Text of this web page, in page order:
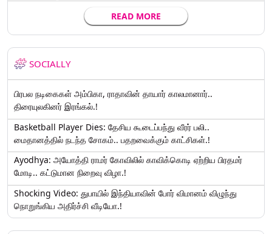
READ MORE
SOCIALLY
பிரபல நடிகைகள் அம்பிகா, ராதாவின் தாயார் காலமானார்..
திரையுலகினர் இரங்கல்.!
Basketball Player Dies: தேசிய கூடைப்பந்து வீரர் பலி..
மைதானத்தில் நடந்த சோகம்.. பதறவைக்கும் காட்சிகள்.!
Ayodhya: அயோத்தி ராமர் கோவிலில் காவிக்கொடி ஏற்றிய பிரதமர்
மோடி.. கட்டுமான நிறைவு விழா.!
Shocking Video: துபாயில் இந்தியாவின் போர் விமானம் விழுந்து
நொறுங்கிய அதிர்ச்சி வீடியோ.!